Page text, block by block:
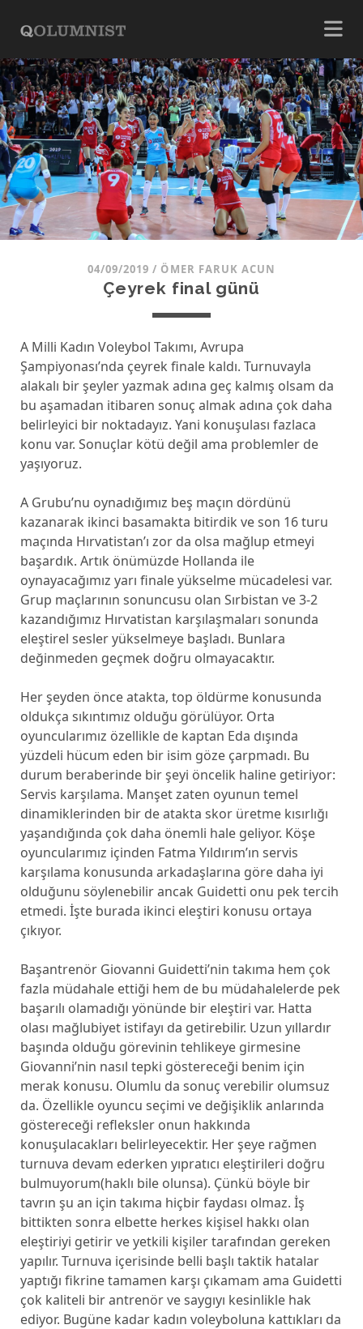
04/09/2019 / ÖMER FARUK ACUN
Çeyrek final günü
A Milli Kadın Voleybol Takımı, Avrupa
Şampiyonası’nda çeyrek finale kaldı. Turnuvayla
alakalı bir şeyler yazmak adına geç kalmış olsam da
bu aşamadan itibaren sonuç almak adına çok daha
belirleyici bir noktadayız. Yani konuşulası fazlaca
konu var. Sonuçlar kötü değil ama problemler de
yaşıyoruz.
A Grubu’nu oynadığımız beş maçın dördünü
kazanarak ikinci basamakta bitirdik ve son 16 turu
maçında Hırvatistan’ı zor da olsa mağlup etmeyi
başardık. Artık önümüzde Hollanda ile
oynayacağımız yarı finale yükselme mücadelesi var.
Grup maçlarının sonuncusu olan Sırbistan ve 3-2
kazandığımız Hırvatistan karşılaşmaları sonunda
eleştirel sesler yükselmeye başladı. Bunlara
değinmeden geçmek doğru olmayacaktır.
Her şeyden önce atakta, top öldürme konusunda
oldukça sıkıntımız olduğu görülüyor. Orta
oyuncularımız özellikle de kaptan Eda dışında
yüzdeli hücum eden bir isim göze çarpmadı. Bu
durum beraberinde bir şeyi öncelik haline getiriyor:
Servis karşılama. Manşet zaten oyunun temel
dinamiklerinden bir de atakta skor üretme kısırlığı
yaşandığında çok daha önemli hale geliyor. Köşe
oyuncularımız içinden Fatma Yıldırım’ın servis
karşılama konusunda arkadaşlarına göre daha iyi
olduğunu söylenebilir ancak Guidetti onu pek tercih
etmedi. İşte burada ikinci eleştiri konusu ortaya
çıkıyor.
Başantrenör Giovanni Guidetti’nin takıma hem çok
fazla müdahale ettiği hem de bu müdahalelerde pek
başarılı olamadığı yönünde bir eleştiri var. Hatta
olası mağlubiyet istifayı da getirebilir. Uzun yıllardır
başında olduğu görevinin tehlikeye girmesine
Giovanni’nin nasıl tepki göstereceği benim için
merak konusu. Olumlu da sonuç verebilir olumsuz
da. Özellikle oyuncu seçimi ve değişiklik anlarında
göstereceği refleksler onun hakkında
konuşulacakları belirleyecektir. Her şeye rağmen
turnuva devam ederken yıpratıcı eleştirileri doğru
bulmuyorum(haklı bile olunsa). Çünkü böyle bir
tavrın şu an için takıma hiçbir faydası olmaz. İş
bittikten sonra elbette herkes kişisel hakkı olan
eleştiriyi getirir ve yetkili kişiler tarafından gereken
yapılır. Turnuva içerisinde belli başlı taktik hatalar
yaptığı fikrine tamamen karşı çıkamam ama Guidetti
çok kaliteli bir antrenör ve saygıyı kesinlikle hak
ediyor. Bugüne kadar kadın voleyboluna kattıkları da